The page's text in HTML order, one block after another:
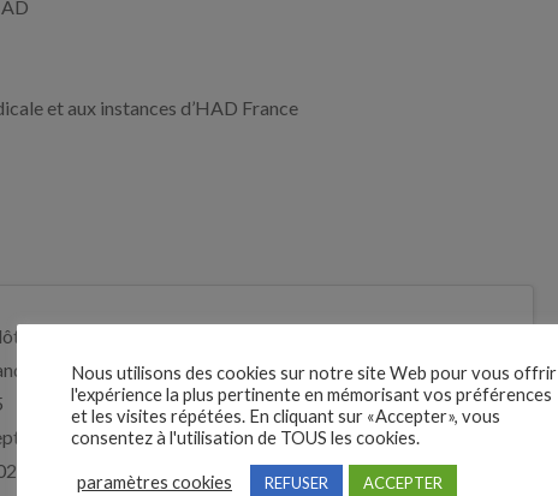
et aux instances d’HAD France
des
Je postule
Nous utilisons des cookies sur notre site Web pour vous offrir
l'expérience la plus pertinente en mémorisant vos préférences
et les visites répétées. En cliquant sur «Accepter», vous
consentez à l'utilisation de TOUS les cookies.
paramètres cookies REFUSER ACCEPTER